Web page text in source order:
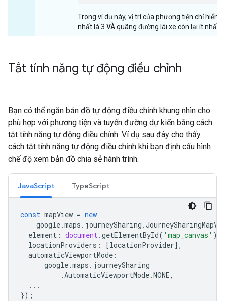
Trong ví dụ này, vị trí của phương tiện chỉ hiển
nhất là 3 VÀquãng đường lái xe còn lại ít nhất
Tắt tính năng tự động điều chỉnh
Bạn có thể ngăn bản đồ tự động điều chỉnh khung nhìn cho
phù hợp với phương tiện và tuyến đường dự kiến bằng cách
tắt tính năng tự động điều chỉnh. Ví dụ sau đây cho thấy
cách tắt tính năng tự động điều chỉnh khi bạn định cấu hình
chế độ xem bản đồ chia sẻ hành trình.
JavaScript TypeScript
const mapView = new
google.maps . journeySharing .
element : document.getElementById( 'map_canvas' ),
locationProviders : [locationProvider],
automaticViewportMode :
google.maps . journeySharing
.AutomaticViewportMode.NONE,
...
});